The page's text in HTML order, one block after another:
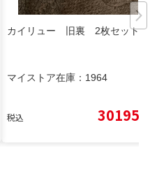
カイリュー 旧裏 2枚セット
マイストア在庫： 1964
税込 30195